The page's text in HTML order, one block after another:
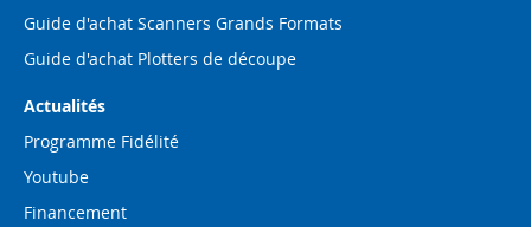
Guide d'achat Scanners Grands Formats
Guide d'achat Plotters de découpe
Actualités
Programme Fidélité
Youtube
Financement